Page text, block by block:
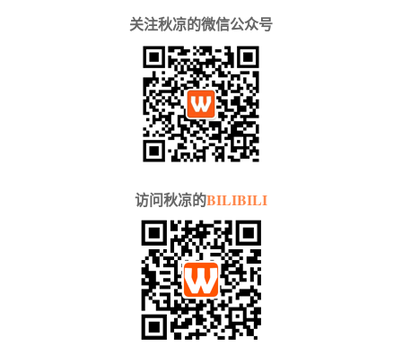
关注秋凉的微信公众号
访问秋凉的BILIBILI